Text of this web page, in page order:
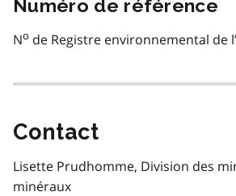
Numéro de référence
No de Registre environnemental de
Contact
Lisette Prudhomme, Division des
minéraux